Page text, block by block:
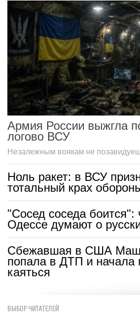
Армия России выжгла
логово ВСУ
Незалежным воякам не
Ноль ракет: в ВСУ
тотальный крах
"Сосед соседа боится":
Одессе думают о
Сбежавшая в США
попала в ДТП и начала
каяться
ВЫБОР ЧИТАТЕЛЕЙ